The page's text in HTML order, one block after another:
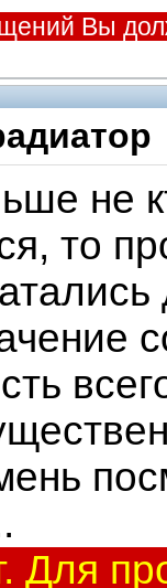
Вы
не
то
Для